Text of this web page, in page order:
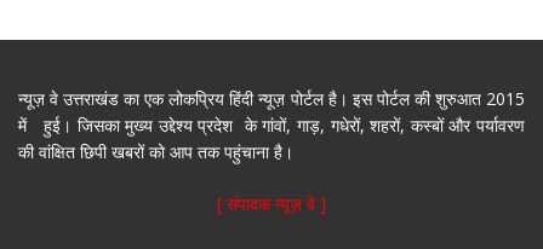
न्यूज़ वे उत्तराखंड का एक लोकप्रिय हिंदी न्यूज़ पोर्टल है। इस पोर्टल की शुरुआत 2015
में हुई। जिसका मुख्य उद्देश्य प्रदेश के गांवों, गाड़, गधेरों, शहरों, कस्बों और पर्यावरण
की वांक्षित छिपी खबरों को आप तक पहुंचाना है।
[ संपादक न्यूज़ वे ]